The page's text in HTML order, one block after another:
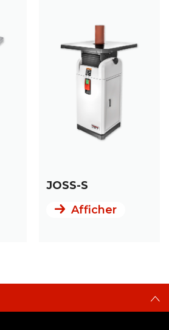
JOSS-S
Afficher